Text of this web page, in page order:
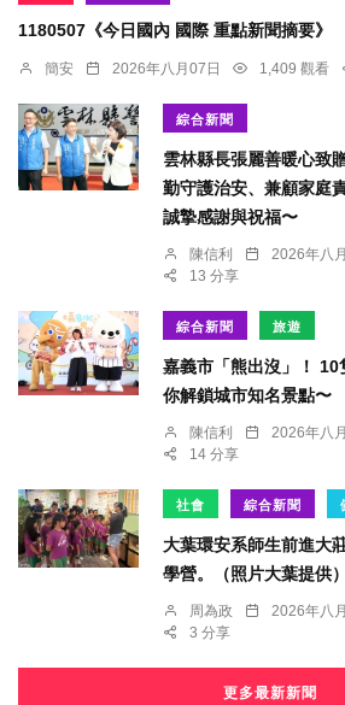
1180507《今日國內 國際 重點新聞摘要》
簡安 2026年八月07日 1,409 觀看
綜合新聞
雲林縣長張麗善暖心致
勤守護治安、兼顧家庭
誠摯感謝與祝福〜
陳信利 2026年八
13 分享
綜合新聞 旅遊
嘉義市「熊出沒」！
你解鎖城市知名景點〜
陳信利 2026年八
14 分享
社會 綜合新聞
大葉環安系師生前進大
學營。（照片大葉提供）
周為政 2026年八
3 分享
更多最新新聞